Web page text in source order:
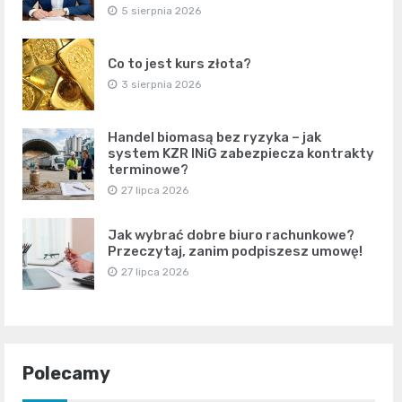
5 sierpnia 2026
Co to jest kurs złota?
3 sierpnia 2026
Handel biomasą bez ryzyka – jak
system KZR INiG zabezpiecza kontrakty
terminowe?
27 lipca 2026
Jak wybrać dobre biuro rachunkowe?
Przeczytaj, zanim podpiszesz umowę!
27 lipca 2026
Polecamy